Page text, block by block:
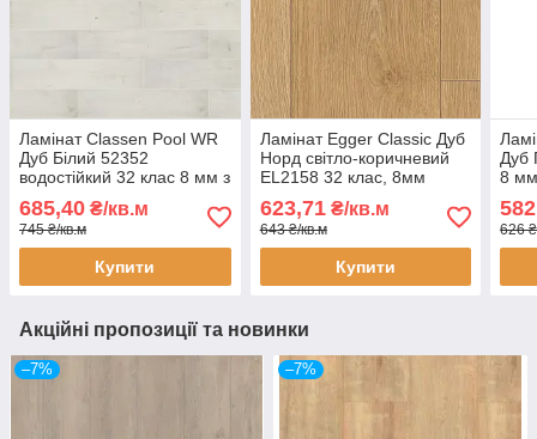
Ламінат Classen Pool WR
Дуб Білий 52352
водостійкий 32 клас 8 мм з
685,40 ₴/кв.м
745 ₴/кв.м
Купити
Ламінат Egger Classic Дуб
Норд світло-коричневий
EL2158 32 клас, 8мм
623,71₴/кв.м
643 ₴/кв.м
Купити
Дуб
8
626
Акційні пропозиції та новинки
–7% –7%